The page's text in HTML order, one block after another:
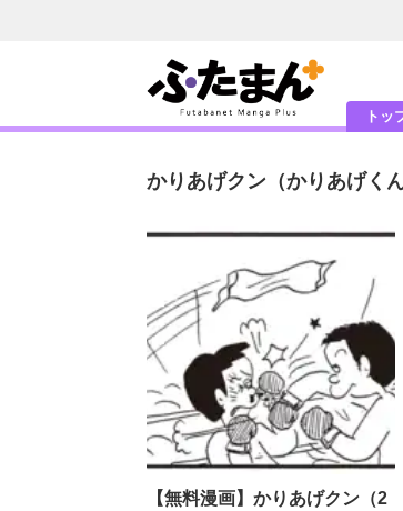
トッ
かりあげクン （かりあげくん
【無料漫画】かりあげクン（2